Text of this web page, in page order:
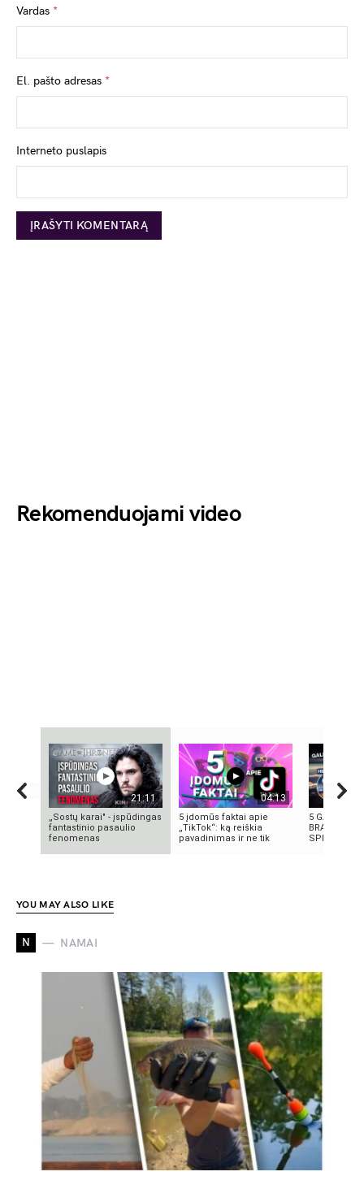
Vardas *
El. pašto adresas *
Interneto puslapis
Rekomenduojami video
21:11
„Sostų karai" - įspūdingas
fantastinio pasaulio
fenomenas
04:13
5 įdomūs faktai apie
„TikTok“: ką reiškia
pavadinimas ir ne tik
5
SPROGIMAI
YOU MAY ALSO LIKE
N NAMAI